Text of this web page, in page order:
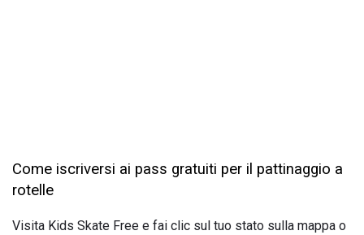
Come iscriversi ai pass gratuiti per il pattinaggio a
rotelle
Visita Kids Skate Free e fai clic sul tuo stato sulla mappa o